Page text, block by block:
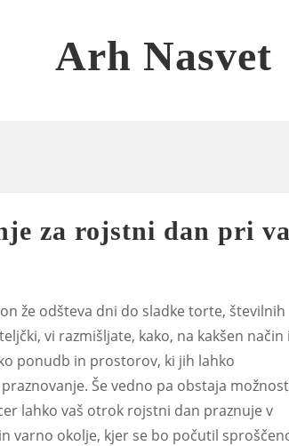
Arh Nasvet
za rojstni dan pri
že odšteva dni do sladke torte, številnih
vi razmišljate, kako, na kakšen način
ponudb in prostorov, ki jih lahko
Še vedno pa obstaja
lahko vaš otrok rojstni dan praznuje v
varno okolje, kjer se bo počutil